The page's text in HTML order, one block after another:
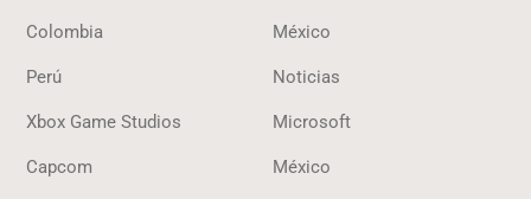
Colombia México
Perú Noticias
Xbox Game Studios Microsoft
Capcom México